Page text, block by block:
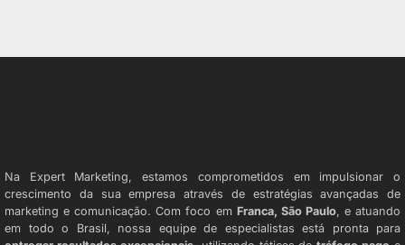
Na Expert Marketing, estamos comprometidos em impulsionar o
crescimento da sua empresa através de estratégias avançadas de
marketing e comunicação. Com foco em Franca, São Paulo, e atuando
em todo o Brasil, nossa equipe de especialistas está pronta para